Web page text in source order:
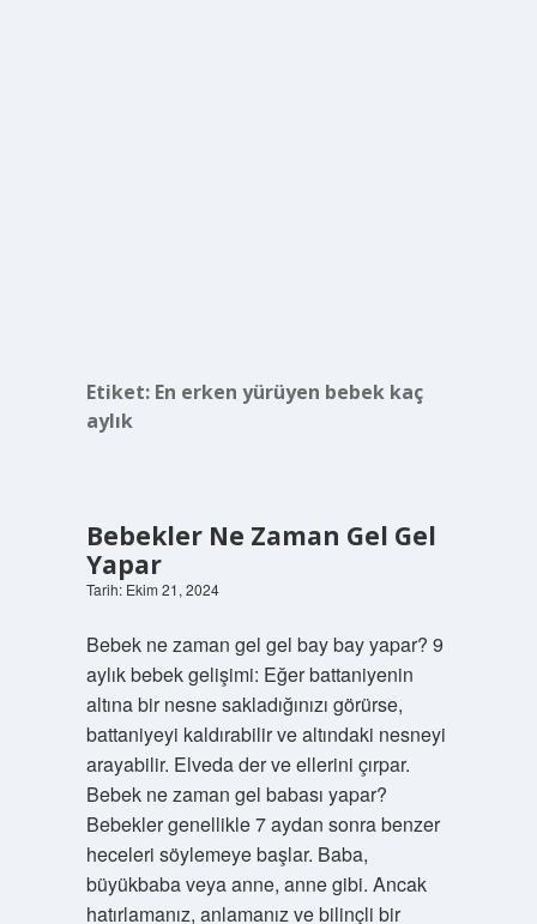
Etiket: En erken yürüyen bebek kaç
aylık
Bebekler Ne Zaman Gel Gel
Yapar
Tarih: Ekim 21, 2024
Bebek ne zaman gel gel bay bay yapar? 9
aylık bebek gelişimi: Eğer battaniyenin
altına bir nesne sakladığınızı görürse,
battaniyeyi kaldırabilir ve altındaki nesneyi
arayabilir. Elveda der ve ellerini çırpar.
Bebek ne zaman gel babası yapar?
Bebekler genellikle 7 aydan sonra benzer
heceleri söylemeye başlar. Baba,
büyükbaba veya anne, anne gibi. Ancak
hatırlamanız, anlamanız ve bilinçli bir